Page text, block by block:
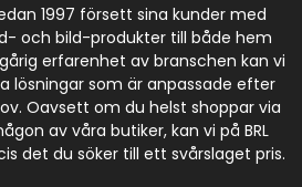
1997 försett sina kunder med
och bild-produkter till både hem
erfarenhet av branschen kan vi
lösningar som är anpassade efter
Oavsett om du helst shoppar via
av våra butiker, kan vi på BRL
det du söker till ett svårslaget pris.